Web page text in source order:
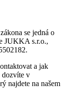
se jedná o
JUKKA s.r.o.,
a jak
dozvíte v
najdete na našem